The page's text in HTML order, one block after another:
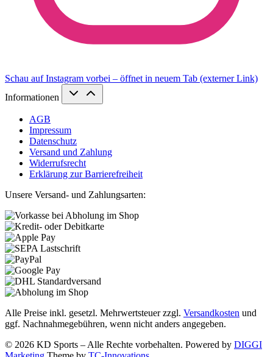
Schau auf Instagram vorbei – öffnet in neuem Tab (externer Link)
Informationen
AGB
Impressum
Datenschutz
Versand und Zahlung
Widerrufsrecht
Erklärung zur Barrierefreiheit
Unsere Versand- und Zahlungsarten:
Alle Preise inkl. gesetzl. Mehrwertsteuer zzgl. Versandkosten und
ggf. Nachnahmegebühren, wenn nicht anders angegeben.
© 2026 KD Sports – Alle Rechte vorbehalten. Powered by DIGGI